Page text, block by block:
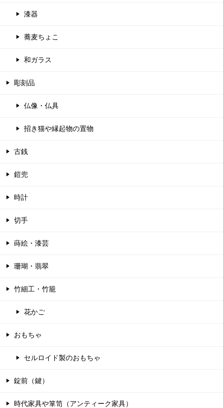
漆器
蕎麦ちょこ
和ガラス
彫刻品
仏像・仏具
招き猫や縁起物の置物
古銭
鎧兜
時計
切手
蒔絵・漆芸
珊瑚・翡翠
竹細工・竹籠
花かご
おもちゃ
セルロイド製のおもちゃ
錠前（鍵）
時代家具や箪笥（アンティーク家具）